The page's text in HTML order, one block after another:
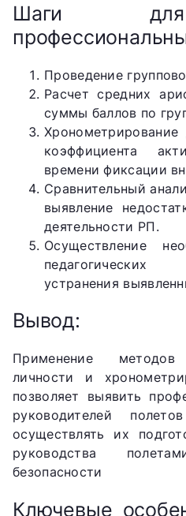
Шаги
Проведение
Расчет средних
суммы баллов по
коэффициента
времени фиксации
Сравнительный
выявление
деятельности РП.
Осуществление
устранения
Вывод:
Применение
личности и
позволяет выявить
руководителей
осуществлять их
руководства
безопасности
Ключевые